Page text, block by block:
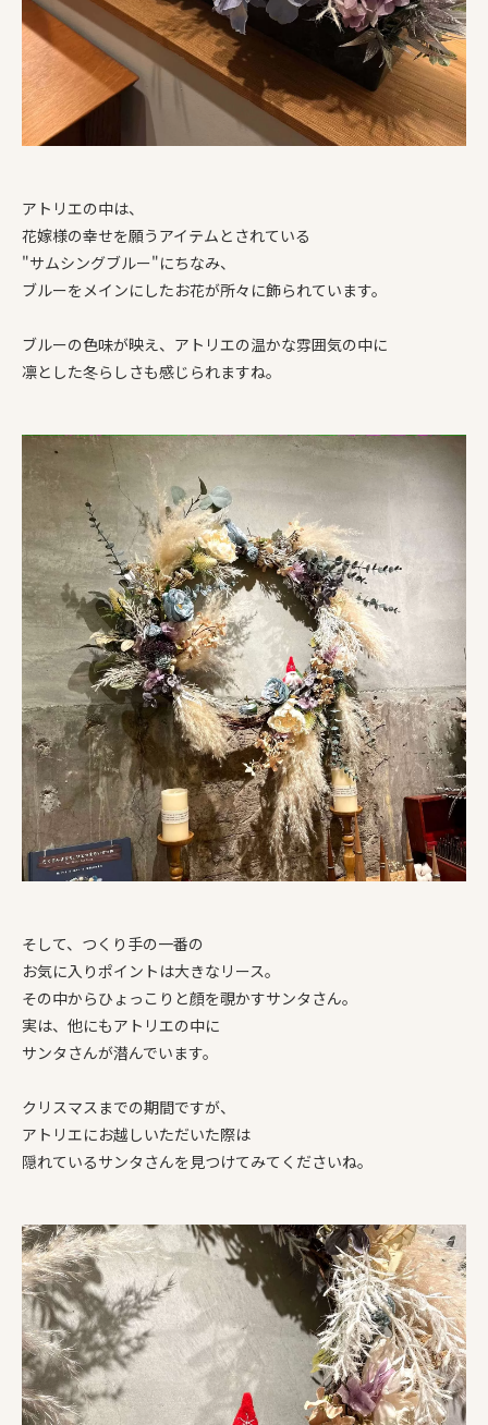
アトリエの中は、
花嫁様の幸せを願うアイテムとされている
"サムシングブルー"にちなみ、
ブルーをメインにしたお花が所々に飾られています。
ブルーの色味が映え、アトリエの温かな雰囲気の中に
凛とした冬らしさも感じられますね。
そして、つくり手の一番の
お気に入りポイントは大きなリース。
その中からひょっこりと顔を覗かすサンタさん。
実は、他にもアトリエの中に
サンタさんが潜んでいます。
クリスマスまでの期間ですが、
アトリエにお越しいただいた際は
隠れているサンタさんを見つけてみてくださいね。